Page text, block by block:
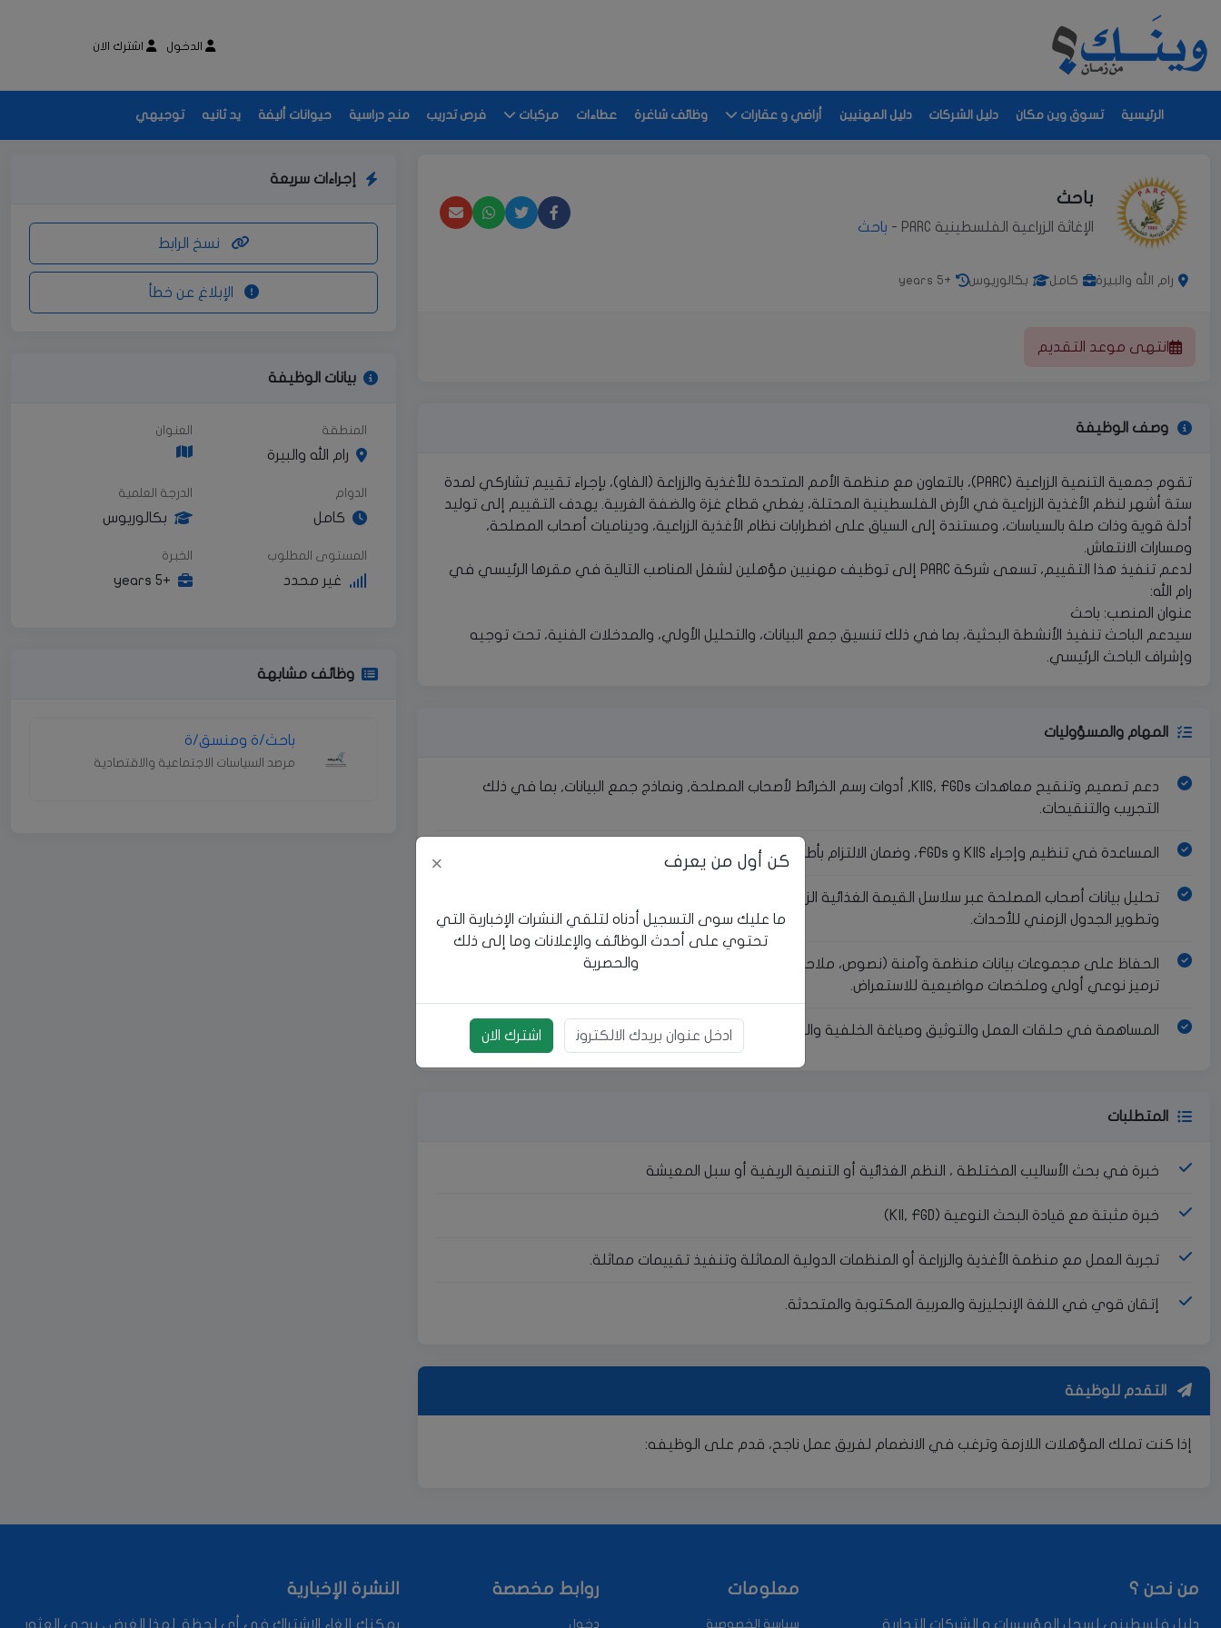
الدخول اشترك الان
الرئيسية تسوق وين مكان دليل الشركات دليل المهنيين أراضي و عقارات وظائف شاغرة عطاءات مركبات فرص تدريب منح دراسية حيوانات أليفة يد ثانيه توجيهي
باحث
الإغاثة الزراعية الفلسطينية PARC - باحث
رام الله والبيرة كامل بكالوريوس +5 years
انتهى موعد التقديم
وصف الوظيفة
تقوم جمعية التنمية الزراعية (PARC)، بالتعاون مع منظمة الأمم المتحدة للأغذية والزراعة (الفاو)، بإجراء تقييم تشاركي لمدة
ستة أشهر لنظم الأغذية الزراعية في الأرض الفلسطينية المحتلة، يغطي قطاع غزة والضفة الغربية. يهدف التقييم إلى توليد
أدلة قوية وذات صلة بالسياسات، ومستندة إلى السياق على اضطرابات نظام الأغذية الزراعية، وديناميات أصحاب المصلحة،
ومسارات الانتعاش.
لدعم تنفيذ هذا التقييم، تسعى شركة PARC إلى توظيف مهنيين مؤهلين لشغل المناصب التالية في مقرها الرئيسي في
رام الله:
عنوان المنصب: باحث
سيدعم الباحث تنفيذ الأنشطة البحثية، بما في ذلك تنسيق جمع البيانات، والتحليل الأولي، والمدخلات الفنية، تحت توجيه
وإشراف الباحث الرئيسي.
المهام والمسؤوليات
دعم تصميم وتنقيح معاهدات KIIS, FGDs, أدوات رسم الخرائط لأصحاب المصلحة, ونماذج جمع البيانات, بما في ذلك
التجريب والتنقيحات.
المساعدة في تنظيم وإجراء KIIS و FGDs، وضمان الالتزام بأطر أخذ العينات.
تحليل بيانات أصحاب المصلحة عبر سلاسل القيمة الغذائية الزراعية، وإجراء استعراضات مكتبية لدعم إعادة بناء خط الأساس
وتطوير الجدول الزمني للأحداث.
الحفاظ على مجموعات بيانات منظمة وآمنة (نصوص، ملاحظات، قاعدة بيانات الأحداث)، وضمان مراقبة الجودة، وإجراء
ترميز نوعي أولي وملخصات مواضيعية للاستعراض.
المساهمة في حلقات العمل والتوثيق وصياغة الخلفية والمنهجية والأقسام الوصفية مع دعم عمليات التنسيق والإبلاغ.
المتطلبات
خبرة في بحث الأساليب المختلطة ، النظم الغذائية أو التنمية الريفية أو سبل المعيشة
خبرة مثبتة مع قيادة البحث النوعية (KII, FGD)
تجربة العمل مع منظمة الأغذية والزراعة أو المنظمات الدولية المماثلة وتنفيذ تقييمات مماثلة.
إتقان قوي في اللغة الإنجليزية والعربية المكتوبة والمتحدثة.
التقدم للوظيفة
إذا كنت تملك المؤهلات اللازمة وترغب في الانضمام لفريق عمل ناجح، قدم على الوظيفه:
إجراءات سريعة
بيانات الوظيفة
المنطقة
رام الله والبيرة
العنوان
الدوام
كامل
الدرجة العلمية
بكالوريوس
المستوى المطلوب
غير محدد
الخبرة
+5 years
وظائف مشابهة
باحث/ة ومنسق/ة
مرصد السياسات الاجتماعية والاقتصادية
من نحن ؟
دليل فلسطيني لسجل المؤسسات و الشركات التجارية
معلومات
سياسة الخصوصية
روابط مخصصة
دخول
النشرة الإخبارية
يمكنك إلغاء الاشتراك في أي لحظة. لهذا الغرض ، يرجى العثور
كن أول من يعرف ×
ما عليك سوى التسجيل أدناه لتلقي النشرات الإخبارية التي
تحتوي على أحدث الوظائف والإعلانات وما إلى ذلك
والحصرية
بريد الالكتروني اشترك الان